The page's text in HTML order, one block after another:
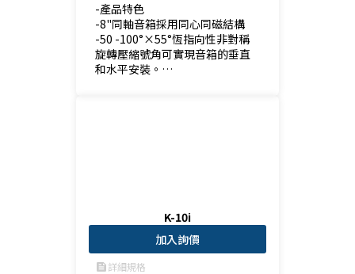
-產品特色
-8"同軸音箱採用同心同磁結構
-50 -100°×55°恆指向性非對稱
旋轉壓縮號角可實現音箱的垂直
和水平安裝。
K-10i
加入詢價
feed詳細規格